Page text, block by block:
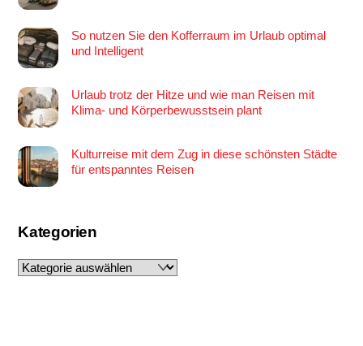
So nutzen Sie den Kofferraum im Urlaub optimal
und Intelligent
Urlaub trotz der Hitze und wie man Reisen mit
Klima- und Körperbewusstsein plant
Kulturreise mit dem Zug in diese schönsten Städte
für entspanntes Reisen
Kategorien
Kategorien